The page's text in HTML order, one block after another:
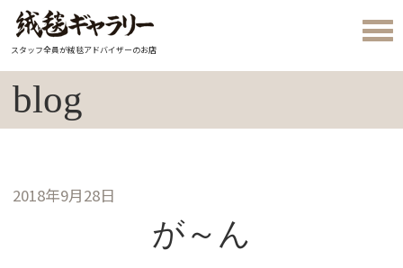
スタッフ全員が絨毯アドバイザーのお店
blog
2018年9月28日
が～ん